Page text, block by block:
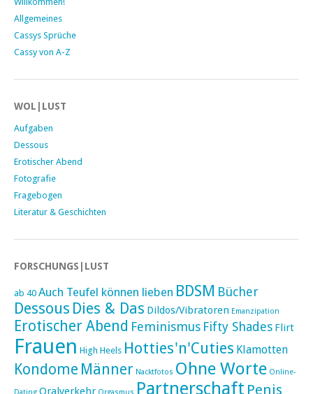
Allgemeines
Cassys Sprüche
Cassy von A-Z
WOL|LUST
Aufgaben
Dessous
Erotischer Abend
Fotografie
Fragebogen
Literatur & Geschichten
FORSCHUNGS|LUST
ab 40 Auch Teufel können lieben BDSM Bücher
Dessous Dies & Das Dildos/Vibratoren Emanzipation
Erotischer Abend Feminismus Fifty Shades Flirt
Frauen High Heels Hotties'n'Cuties Klamotten
Kondome Männer Nacktfotos Ohne Worte Online-
Oralverkehr Partnerschaft Penis